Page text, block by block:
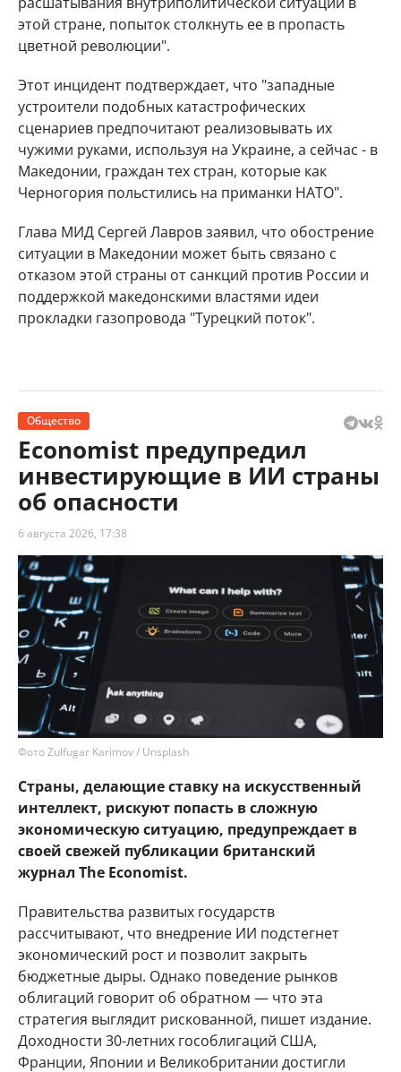
этой стране, попыток столкнуть ее в пропасть
цветной революции".
Этот инцидент подтверждает, что "западные
устроители подобных катастрофических
сценариев предпочитают реализовывать их
чужими руками, используя на Украине, а сейчас - в
Македонии, граждан тех стран, которые как
Черногория польстились на приманки НАТО".
Глава МИД Сергей Лавров заявил, что обострение
ситуации в Македонии может быть связано с
отказом этой страны от санкций против России и
поддержкой македонскими властями идеи
прокладки газопровода "Турецкий поток".
Общество
Economist предупредил
инвестирующие в ИИ страны
об опасности
6 августа 2026, 17:38
Фото Zulfugar Karimov / Unsplash
Страны, делающие ставку на искусственный
интеллект, рискуют попасть в сложную
экономическую ситуацию, предупреждает в
своей свежей публикации британский
журнал The Economist.
Правительства развитых государств
рассчитывают, что внедрение ИИ подстегнет
экономический рост и позволит закрыть
бюджетные дыры. Однако поведение рынков
облигаций говорит об обратном — что эта
стратегия выглядит рискованной, пишет издание.
Доходности 30-летних гособлигаций США,
Франции, Японии и Великобритании достигли